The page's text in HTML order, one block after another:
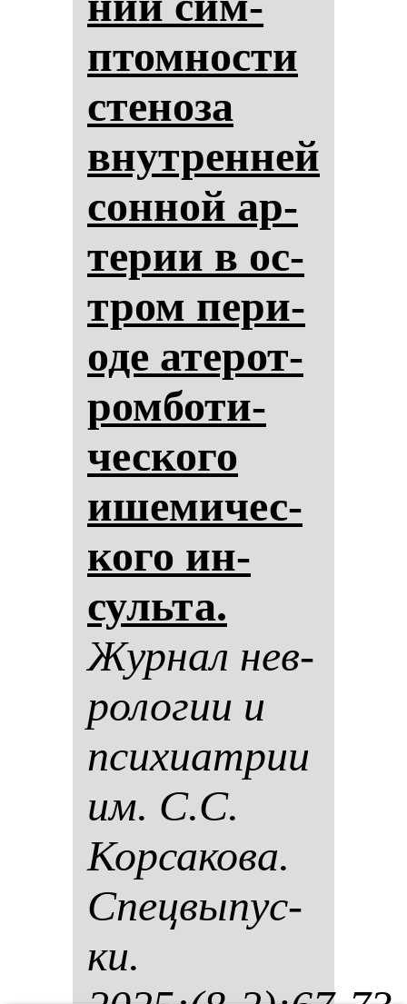
птом­нос­ти
сте­но­за
внут­рен­ней
сон­ной ар­
те­рии в ос­
тром пе­ри­
оде ате­рот­
ром­бо­ти­
чес­ко­го
ише­ми­чес­
ко­го ин­
суль­та.
Жур­нал нев­
ро­ло­гии и
пси­хи­ат­рии
им. С.С.
Кор­са­ко­ва.
Спец­вы­пус­
ки.